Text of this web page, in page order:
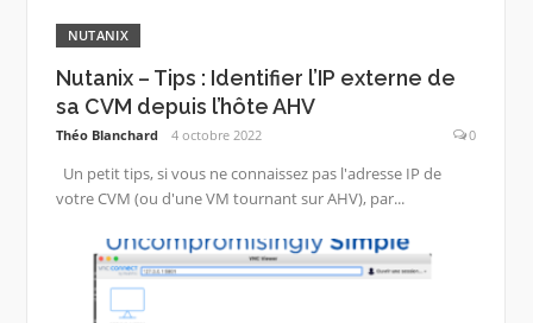
NUTANIX
Nutanix – Tips : Identifier l’IP externe de
sa CVM depuis l’hôte AHV
Théo Blanchard 4 octobre 2022 0
Un petit tips, si vous ne connaissez pas l'adresse IP de
votre CVM (ou d'une VM tournant sur AHV), par...